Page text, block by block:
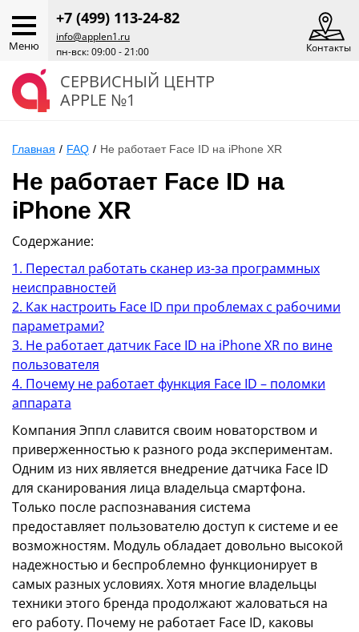
Меню
+7 (499) 113-24-82
info@applen1.ru
пн-вск: 09:00 - 21:00
Контакты
СЕРВИСНЫЙ ЦЕНТР
APPLE №1
Главная / FAQ / Не работает Face ID на iPhone XR
Не работает Face ID на
iPhone XR
Содержание:
1. Перестал работать сканер из-за программных
неисправностей
2. Как настроить Face ID при проблемах с рабочими
параметрами?
3. Не работает датчик Face ID на iPhone XR по вине
пользователя
4. Почему не работает функция Face ID – поломки
аппарата
Компания Эппл славится своим новаторством и
приверженностью к разного рода экспериментам.
Одним из них является внедрение датчика Face ID
для сканирования лица владельца смартфона.
Только после распознавания система
предоставляет пользователю доступ к системе и ее
возможностям. Модуль обладает довольно высокой
надежностью и беспроблемно функционирует в
самых разных условиях. Хотя многие владельцы
техники этого бренда продолжают жаловаться на
его работу. Почему не работает Face ID, каковы